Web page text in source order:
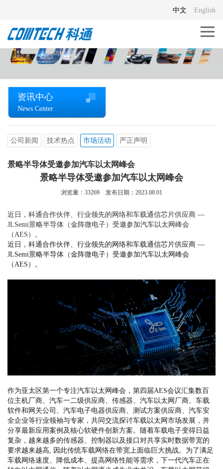
English
中文
资讯中心
News Center
公司新闻 技术热点 市场活动 严正声明
景略半导体受邀参加汽车以太网峰会
景略半导体受邀参加汽车以太网峰会
浏览量： 33269 发布日期：2023.08.01
近日，科通合作伙伴、行业领先的网络和车载通信芯片供应商 —
JLSemi景略半导体（金阵微电子）受邀参加汽车以太网峰会
（AES）。
近日，科通合作伙伴、行业领先的网络和车载通信芯片供应商 —
JLSemi景略半导体（金阵微电子）受邀参加汽车以太网峰会
（AES ）。
作为亚太区第一个专注汽车以太网峰会，第四届AES会议汇集数百
位主机厂商、汽车一二级供应商、传感器、汽车以太网厂商、车载
软件和网关公司、汽车电子电器供应商、测试方案供应商、汽车安
全企业等行业领袖与专家，共同交流探讨车载以太网市场发展，并
分享最新应用案例及核心软硬件创新方案。随着车载电子变得日益
复杂，越来越多的传感器、控制器以及接口对共享实时数据带宽的
要求越来越高, 因此传统车载网络在带宽上面临巨大挑战。为了满足
车载网络速度、降低成本、提高网络性能等需求，下一代汽车正在